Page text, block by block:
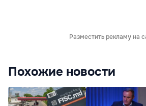
Разместить рекламу на
Похожие новости